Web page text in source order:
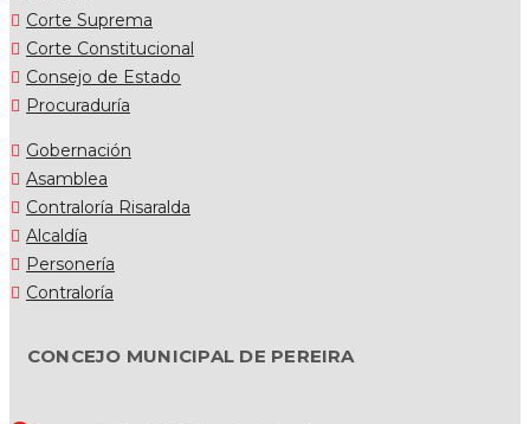
Corte Suprema
Corte Constitucional
Consejo de Estado
Procuraduría
Gobernación
Asamblea
Contraloría Risaralda
Alcaldía
Personería
Contraloría
CONCEJO MUNICIPAL DE PEREIRA